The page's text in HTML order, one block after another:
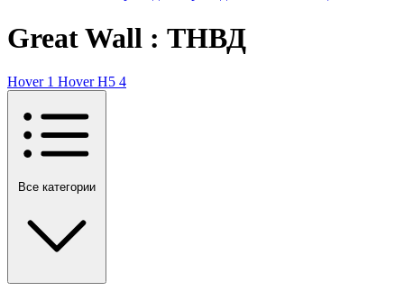
Great Wall : ТНВД
Hover 1 Hover H5 4
Все категории